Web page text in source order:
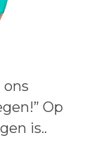
Op
is..